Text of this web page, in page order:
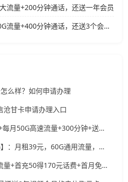
流量+200分钟通话，还送一年会员
移动飞转卡：30元350G流量+400分钟通话，还送3个会员的低月租神卡
么样？如何申请办理
沧甘卡申请办理入口
联通飞茶卡+月租19元+每月50G高速流量+300分钟+送视频VIP+长期套餐
广电飞澜卡【39元60G】：月租39元，60G通用流量，首月免费真香！
移动沧河卡每月188G流量+首充50得170元话费+首月免月租+月租19元